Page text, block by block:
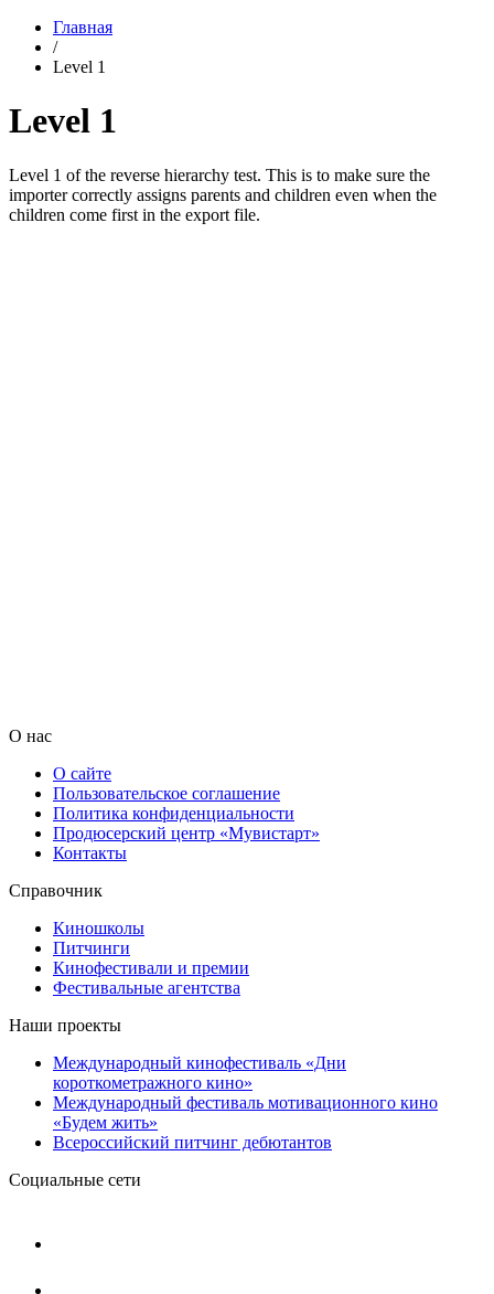
Главная
/
Level 1
Level 1
Level 1 of the reverse hierarchy test. This is to make sure the
importer correctly assigns parents and children even when the
children come first in the export file.
О нас
О сайте
Пользовательское соглашение
Политика конфиденциальности
Продюсерский центр «Мувистарт»
Контакты
Справочник
Киношколы
Питчинги
Кинофестивали и премии
Фестивальные агентства
Наши проекты
Международный кинофестиваль «Дни
короткометражного кино»
Международный фестиваль мотивационного кино
«Будем жить»
Всероссийский питчинг дебютантов
Социальные сети